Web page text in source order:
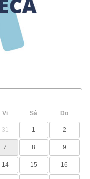
Vi Sá Do
31 1 2
7 8 9
14 15 16